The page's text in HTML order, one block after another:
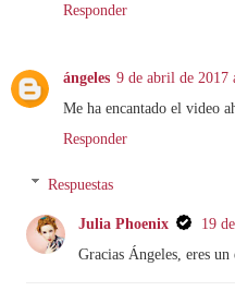
Responder
ángeles 9 de abril de 2017
Me ha encantado el video
Responder
Respuestas
Julia Phoenix
19
Gracias Ángeles, eres un